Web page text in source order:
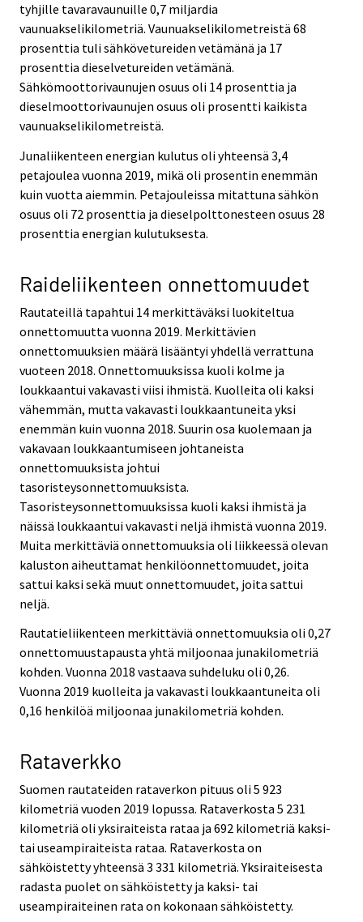
tyhjille tavaravaunuille 0,7 miljardia
vaunuakselikilometriä. Vaunuakselikilometreistä 68
prosenttia tuli sähkövetureiden vetämänä ja 17
prosenttia dieselvetureiden vetämänä.
Sähkömoottorivaunujen osuus oli 14 prosenttia ja
dieselmoottorivaunujen osuus oli prosentti kaikista
vaunuakselikilometreistä.
Junaliikenteen energian kulutus oli yhteensä 3,4
petajoulea vuonna 2019, mikä oli prosentin enemmän
kuin vuotta aiemmin. Petajouleissa mitattuna sähkön
osuus oli 72 prosenttia ja dieselpolttonesteen osuus 28
prosenttia energian kulutuksesta.
Raideliikenteen onnettomuudet
Rautateillä tapahtui 14 merkittäväksi luokiteltua
onnettomuutta vuonna 2019. Merkittävien
onnettomuuksien määrä lisääntyi yhdellä verrattuna
vuoteen 2018. Onnettomuuksissa kuoli kolme ja
loukkaantui vakavasti viisi ihmistä. Kuolleita oli kaksi
vähemmän, mutta vakavasti loukkaantuneita yksi
enemmän kuin vuonna 2018. Suurin osa kuolemaan ja
vakavaan loukkaantumiseen johtaneista
onnettomuuksista johtui
tasoristeysonnettomuuksista.
Tasoristeysonnettomuuksissa kuoli kaksi ihmistä ja
näissä loukkaantui vakavasti neljä ihmistä vuonna 2019.
Muita merkittäviä onnettomuuksia oli liikkeessä olevan
kaluston aiheuttamat henkilöonnettomuudet, joita
sattui kaksi sekä muut onnettomuudet, joita sattui
neljä.
Rautatieliikenteen merkittäviä onnettomuuksia oli 0,27
onnettomuustapausta yhtä miljoonaa junakilometriä
kohden. Vuonna 2018 vastaava suhdeluku oli 0,26.
Vuonna 2019 kuolleita ja vakavasti loukkaantuneita oli
0,16 henkilöä miljoonaa junakilometriä kohden.
Rataverkko
Suomen rautateiden rataverkon pituus oli 5 923
kilometriä vuoden 2019 lopussa. Rataverkosta 5 231
kilometriä oli yksiraiteista rataa ja 692 kilometriä kaksi-
tai useampiraiteista rataa. Rataverkosta on
sähköistetty yhteensä 3 331 kilometriä. Yksiraiteisesta
radasta puolet on sähköistetty ja kaksi- tai
useampiraiteinen rata on kokonaan sähköistetty.